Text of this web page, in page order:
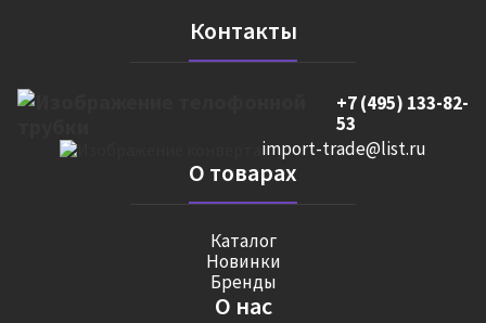
Контакты
+7 (495) 133-82-
53
import-trade@list.ru
О товарах
Каталог
Новинки
Бренды
О нас